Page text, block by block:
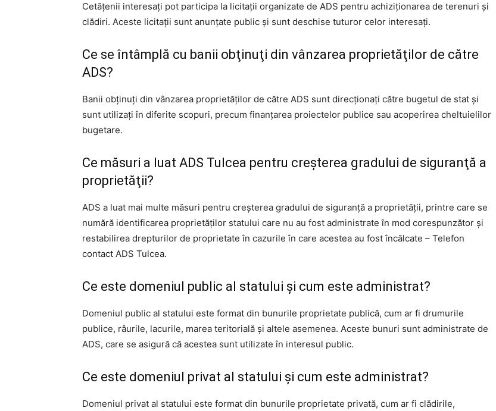
Cetăţenii interesaţi pot participa la licitaţii organizate de ADS pentru achiziţionarea de terenuri şi
clădiri. Aceste licitaţii sunt anunţate public şi sunt deschise tuturor celor interesaţi.
Ce se întâmplă cu banii obţinuţi din vânzarea proprietăţilor de către
ADS?
Banii obţinuţi din vânzarea proprietăţilor de către ADS sunt direcţionaţi către bugetul de stat şi
sunt utilizaţi în diferite scopuri, precum finanţarea proiectelor publice sau acoperirea cheltuielilor
bugetare.
Ce măsuri a luat ADS Tulcea pentru creşterea gradului de siguranţă a
proprietăţii?
ADS a luat mai multe măsuri pentru creşterea gradului de siguranţă a proprietăţii, printre care se
numără identificarea proprietăţilor statului care nu au fost administrate în mod corespunzător şi
restabilirea drepturilor de proprietate în cazurile în care acestea au fost încălcate – Telefon
contact ADS Tulcea.
Ce este domeniul public al statului şi cum este administrat?
Domeniul public al statului este format din bunurile proprietate publică, cum ar fi drumurile
publice, râurile, lacurile, marea teritorială şi altele asemenea. Aceste bunuri sunt administrate de
ADS, care se asigură că acestea sunt utilizate în interesul public.
Ce este domeniul privat al statului şi cum este administrat?
Domeniul privat al statului este format din bunurile proprietate privată, cum ar fi clădirile,